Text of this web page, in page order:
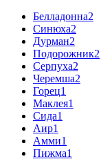
Белладонна2
Синюха2
Дурман2
Подорожник2
Серпуха2
Черемша2
Горец1
Маклея1
Сида1
Аир1
Амми1
Пижма1